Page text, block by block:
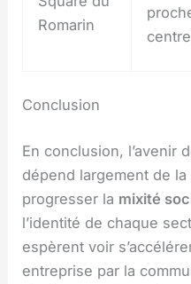
Romarin
Conclusion
En conclusion, l’avenir
dépend largement de
progresser la mixité
l’identité de chaque
espèrent voir
entreprise par la